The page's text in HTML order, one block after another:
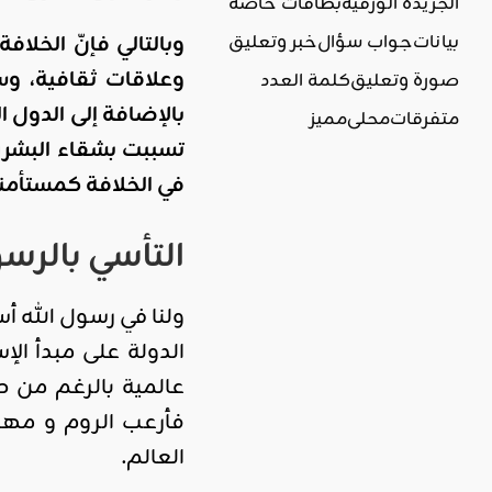
وبالتالي فإنّ
وعلاقات ثقافية،
بالإضافة إلى
تسببت بشقاء
في الخلافة
التأسي
ولنا في رسول
الدولة على مبدأ
عالمية بالرغم
فأرعب الروم و
العالم.
بياناتجواب سؤالخبر وتعليق
صورة وتعليقكلمة العدد
متفرقاتمحليمميز